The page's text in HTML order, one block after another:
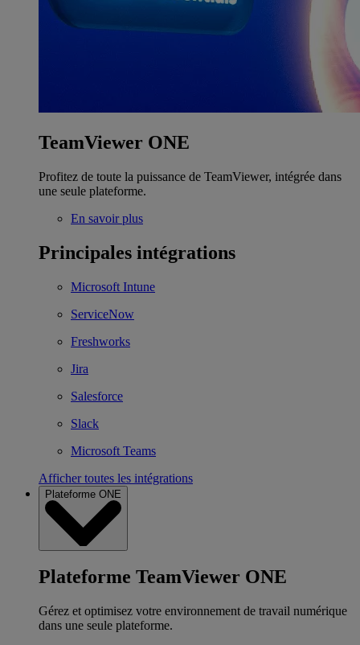
TeamViewer ONE
Profitez de toute la puissance de TeamViewer, intégrée dans
une seule plateforme.
En savoir plus
Principales intégrations
Microsoft Intune
ServiceNow
Freshworks
Jira
Salesforce
Slack
Microsoft Teams
Afficher toutes les intégrations
Plateforme ONE
Plateforme TeamViewer ONE
Gérez et optimisez votre environnement de travail numérique
dans une seule plateforme.